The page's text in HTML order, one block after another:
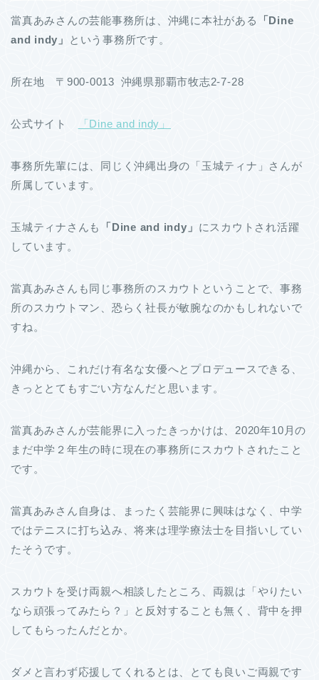
當真あみさんの芸能事務所は、沖縄に本社がある
「Dine
and indy」
という事務所です。
所在地 〒900-0013 沖縄県那覇市牧志2-7-28
公式サイト 「Dine and indy」
事務所先輩には、同じく沖縄出身の「玉城ティナ」さんが
所属しています。
玉城ティナさんも 「Dine and indy」 にスカウトされ活躍
しています。
當真あみさんも同じ事務所のスカウトということで、事務
所のスカウトマン、恐らく社長が敏腕なのかもしれないで
すね。
沖縄から、これだけ有名な女優へとプロデュースできる、
きっととてもすごい方なんだと思います。
當真あみさんが芸能界に入ったきっかけは、2020年10月の
まだ中学２年生の時に現在の事務所にスカウトされたこと
です。
當真あみさん自身は、まったく芸能界に興味はなく、中学
ではテニスに打ち込み、将来は理学療法士を目指いしてい
たそうです。
スカウトを受け両親へ相談したところ、両親は「やりたい
なら頑張ってみたら？」と反対することも無く、背中を押
してもらったんだとか。
ダメと言わず応援してくれるとは、とても良いご両親です